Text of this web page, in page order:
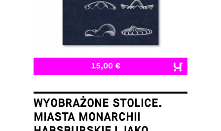
15,00 €
WYOBRAŻONE STOLICE.
MIASTA MONARCHII